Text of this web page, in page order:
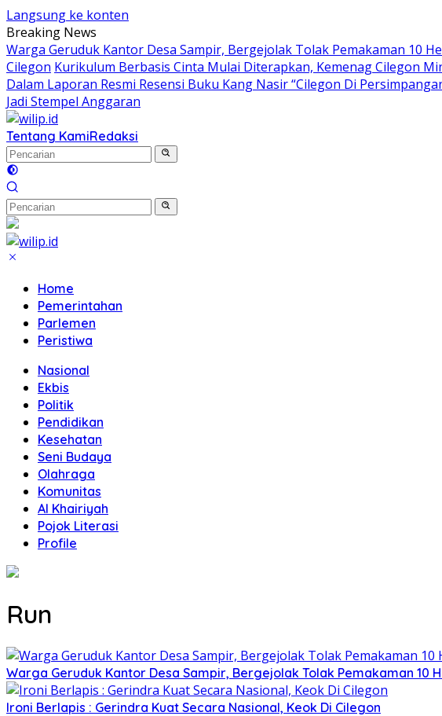
Langsung ke konten
Breaking News
Warga Geruduk Kantor Desa Sampir, Bergejolak Tolak Pemakaman 10
Cilegon Kurikulum Berbasis Cinta Mulai Diterapkan, Kemenag Cilegon
Dalam Laporan Resmi Resensi Buku Kang Nasir “Cilegon Di
Jadi Stempel Anggaran
Tentang KamiRedaksi
Home
Pemerintahan
Parlemen
Peristiwa
Nasional
Ekbis
Politik
Pendidikan
Kesehatan
Seni Budaya
Olahraga
Komunitas
Al Khairiyah
Pojok Literasi
Profile
Run
Warga Geruduk Kantor Desa Sampir, Bergejolak Tolak Pemakaman 10
Ironi Berlapis : Gerindra Kuat Secara Nasional, Keok Di Cilegon